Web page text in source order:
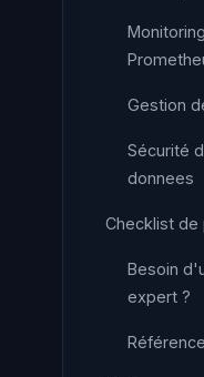
Gestion
Sécurité
donnees
Checklist de
Besoin
expert ?